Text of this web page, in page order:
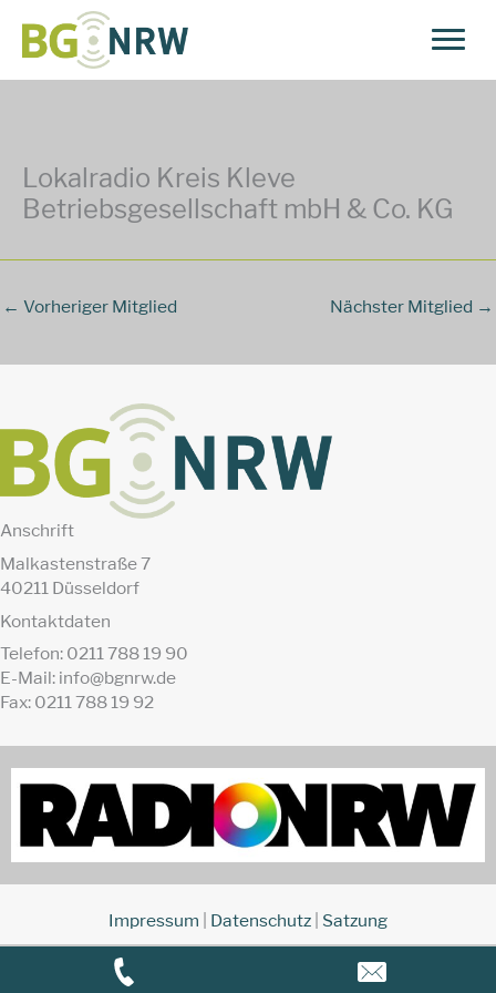
Inhalt
springen
Lokalradio Kreis Kleve
Betriebsgesellschaft mbH & Co. KG
← Vorheriger Mitglied Nächster Mitglied →
Anschrift
Malkastenstraße 7
40211 Düsseldorf
Kontaktdaten
Telefon: 0211 788 19 90
E-Mail: info@bgnrw.de
Fax: 0211 788 19 92
Impressum Datenschutz Satzung